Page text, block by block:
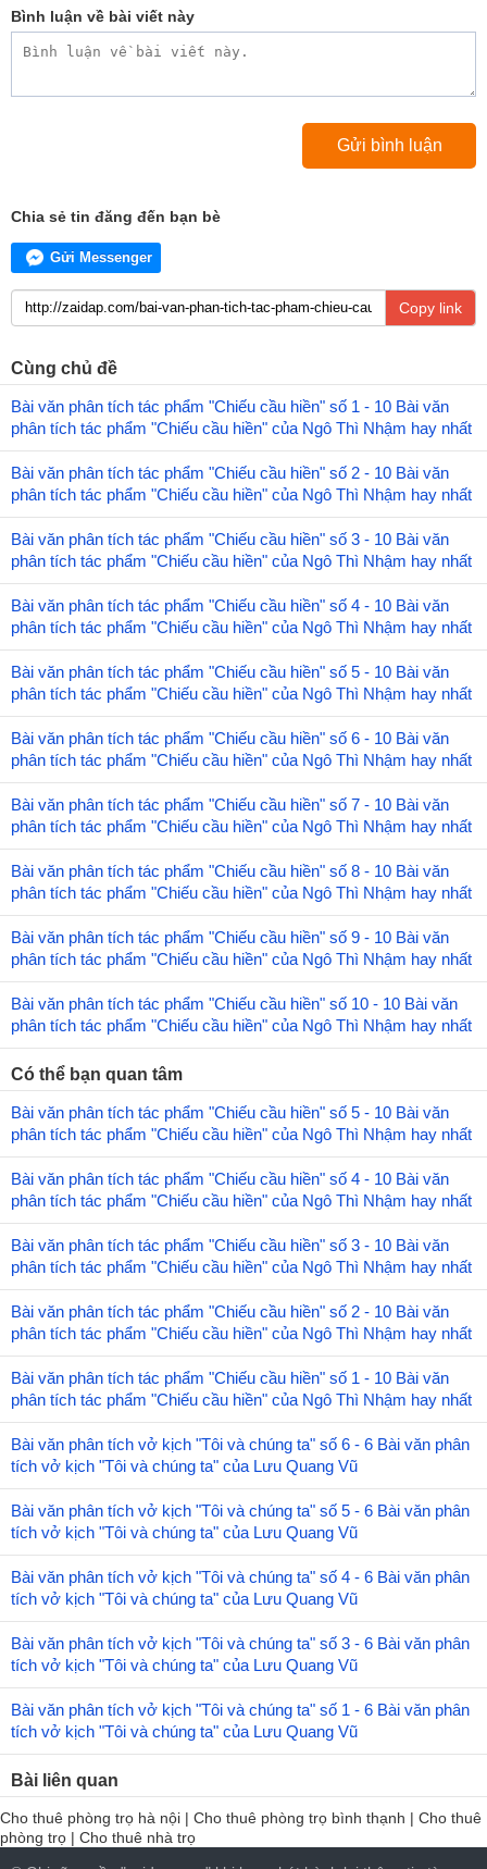
Bình luận về bài viết này
Chia sẻ tin đăng đến bạn bè
Gửi Messenger
Copy link
Cùng chủ đề
Bài văn phân tích tác phẩm "Chiếu cầu hiền" số 1 - 10 Bài văn
phân tích tác phẩm "Chiếu cầu hiền" của Ngô Thì Nhậm hay nhất
Bài văn phân tích tác phẩm "Chiếu cầu hiền" số 2 - 10 Bài văn
phân tích tác phẩm "Chiếu cầu hiền" của Ngô Thì Nhậm hay nhất
Bài văn phân tích tác phẩm "Chiếu cầu hiền" số 3 - 10 Bài văn
phân tích tác phẩm "Chiếu cầu hiền" của Ngô Thì Nhậm hay nhất
Bài văn phân tích tác phẩm "Chiếu cầu hiền" số 4 - 10 Bài văn
phân tích tác phẩm "Chiếu cầu hiền" của Ngô Thì Nhậm hay nhất
Bài văn phân tích tác phẩm "Chiếu cầu hiền" số 5 - 10 Bài văn
phân tích tác phẩm "Chiếu cầu hiền" của Ngô Thì Nhậm hay nhất
Bài văn phân tích tác phẩm "Chiếu cầu hiền" số 6 - 10 Bài văn
phân tích tác phẩm "Chiếu cầu hiền" của Ngô Thì Nhậm hay nhất
Bài văn phân tích tác phẩm "Chiếu cầu hiền" số 7 - 10 Bài văn
phân tích tác phẩm "Chiếu cầu hiền" của Ngô Thì Nhậm hay nhất
Bài văn phân tích tác phẩm "Chiếu cầu hiền" số 8 - 10 Bài văn
phân tích tác phẩm "Chiếu cầu hiền" của Ngô Thì Nhậm hay nhất
Bài văn phân tích tác phẩm "Chiếu cầu hiền" số 9 - 10 Bài văn
phân tích tác phẩm "Chiếu cầu hiền" của Ngô Thì Nhậm hay nhất
Bài văn phân tích tác phẩm "Chiếu cầu hiền" số 10 - 10 Bài văn
phân tích tác phẩm "Chiếu cầu hiền" của Ngô Thì Nhậm hay nhất
Có thể bạn quan tâm
Bài văn phân tích tác phẩm "Chiếu cầu hiền" số 5 - 10 Bài văn
phân tích tác phẩm "Chiếu cầu hiền" của Ngô Thì Nhậm hay nhất
Bài văn phân tích tác phẩm "Chiếu cầu hiền" số 4 - 10 Bài văn
phân tích tác phẩm "Chiếu cầu hiền" của Ngô Thì Nhậm hay nhất
Bài văn phân tích tác phẩm "Chiếu cầu hiền" số 3 - 10 Bài văn
phân tích tác phẩm "Chiếu cầu hiền" của Ngô Thì Nhậm hay nhất
Bài văn phân tích tác phẩm "Chiếu cầu hiền" số 2 - 10 Bài văn
phân tích tác phẩm "Chiếu cầu hiền" của Ngô Thì Nhậm hay nhất
Bài văn phân tích tác phẩm "Chiếu cầu hiền" số 1 - 10 Bài văn
phân tích tác phẩm "Chiếu cầu hiền" của Ngô Thì Nhậm hay nhất
Bài văn phân tích vở kịch "Tôi và chúng ta" số 6 - 6 Bài văn phân
tích vở kịch "Tôi và chúng ta" của Lưu Quang Vũ
Bài văn phân tích vở kịch "Tôi và chúng ta" số 5 - 6 Bài văn phân
tích vở kịch "Tôi và chúng ta" của Lưu Quang Vũ
Bài văn phân tích vở kịch "Tôi và chúng ta" số 4 - 6 Bài văn phân
tích vở kịch "Tôi và chúng ta" của Lưu Quang Vũ
Bài văn phân tích vở kịch "Tôi và chúng ta" số 3 - 6 Bài văn phân
tích vở kịch "Tôi và chúng ta" của Lưu Quang Vũ
Bài văn phân tích vở kịch "Tôi và chúng ta" số 1 - 6 Bài văn phân
tích vở kịch "Tôi và chúng ta" của Lưu Quang Vũ
Bài liên quan
Cho thuê phòng trọ hà nội | Cho thuê phòng trọ bình thạnh | Cho thuê
phòng trọ | Cho thuê nhà trọ